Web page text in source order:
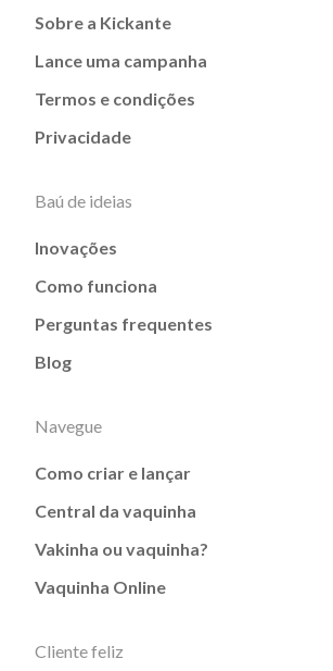
Sobre a Kickante
Lance uma campanha
Termos e condições
Privacidade
Baú de ideias
Inovações
Como funciona
Perguntas frequentes
Blog
Navegue
Como criar e lançar
Central da vaquinha
Vakinha ou vaquinha?
Vaquinha Online
Cliente feliz